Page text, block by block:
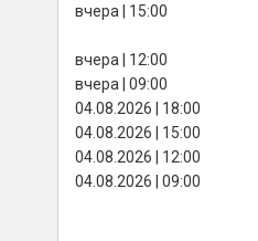
вчера | 15:00
вчера | 12:00
вчера | 09:00
04.08.2026 | 18:00
04.08.2026 | 15:00
04.08.2026 | 12:00
04.08.2026 | 09:00